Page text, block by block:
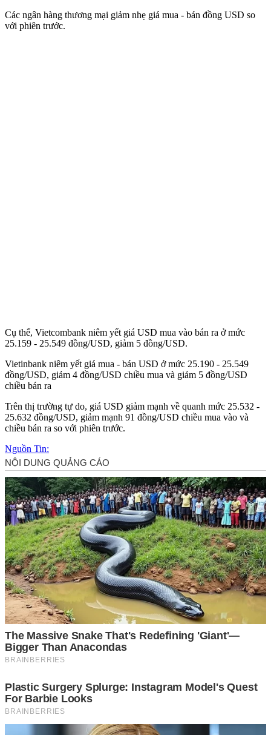
Các ngân hàng thương mại giảm nhẹ giá mua - bán đồng USD so
với phiên trước.
Cụ thể, Vietcombank niêm yết giá USD mua vào bán ra ở mức
25.159 - 25.549 đồng/USD, giảm 5 đồng/USD.
Vietinbank niêm yết giá mua - bán USD ở mức 25.190 - 25.549
đồng/USD, giảm 4 đồng/USD chiều mua và giảm 5 đồng/USD
chiều bán ra
Trên thị trường tự do, giá USD giảm mạnh về quanh mức 25.532 -
25.632 đồng/USD, giảm mạnh 91 đồng/USD chiều mua vào và
chiều bán ra so với phiên trước.
Nguồn Tin: